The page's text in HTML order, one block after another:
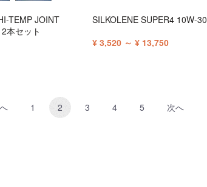
TEMP JOINT
本セット
SILKOLENE SUPER4 10W-30
¥ 3,520 ～ ¥ 13,750
1 2 3 4 5 次へ